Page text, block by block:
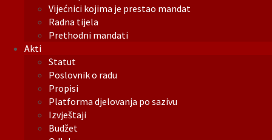
Vijećnici kojima je prestao mandat
Radna tijela
Prethodni mandati
Akti
Statut
Poslovnik o radu
Propisi
Platforma djelovanja po sazivu
Izvještaji
Budžet